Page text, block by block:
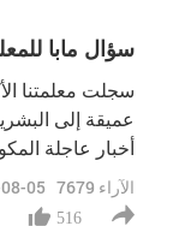
سؤال مابا
عميقة إلى
أخبار عاجلة
مابا فحسب، بل
على تحقق
05 7679 الآراء
516